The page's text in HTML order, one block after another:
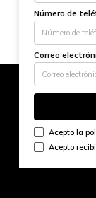
Número de
Correo
Acepto la
Acepto